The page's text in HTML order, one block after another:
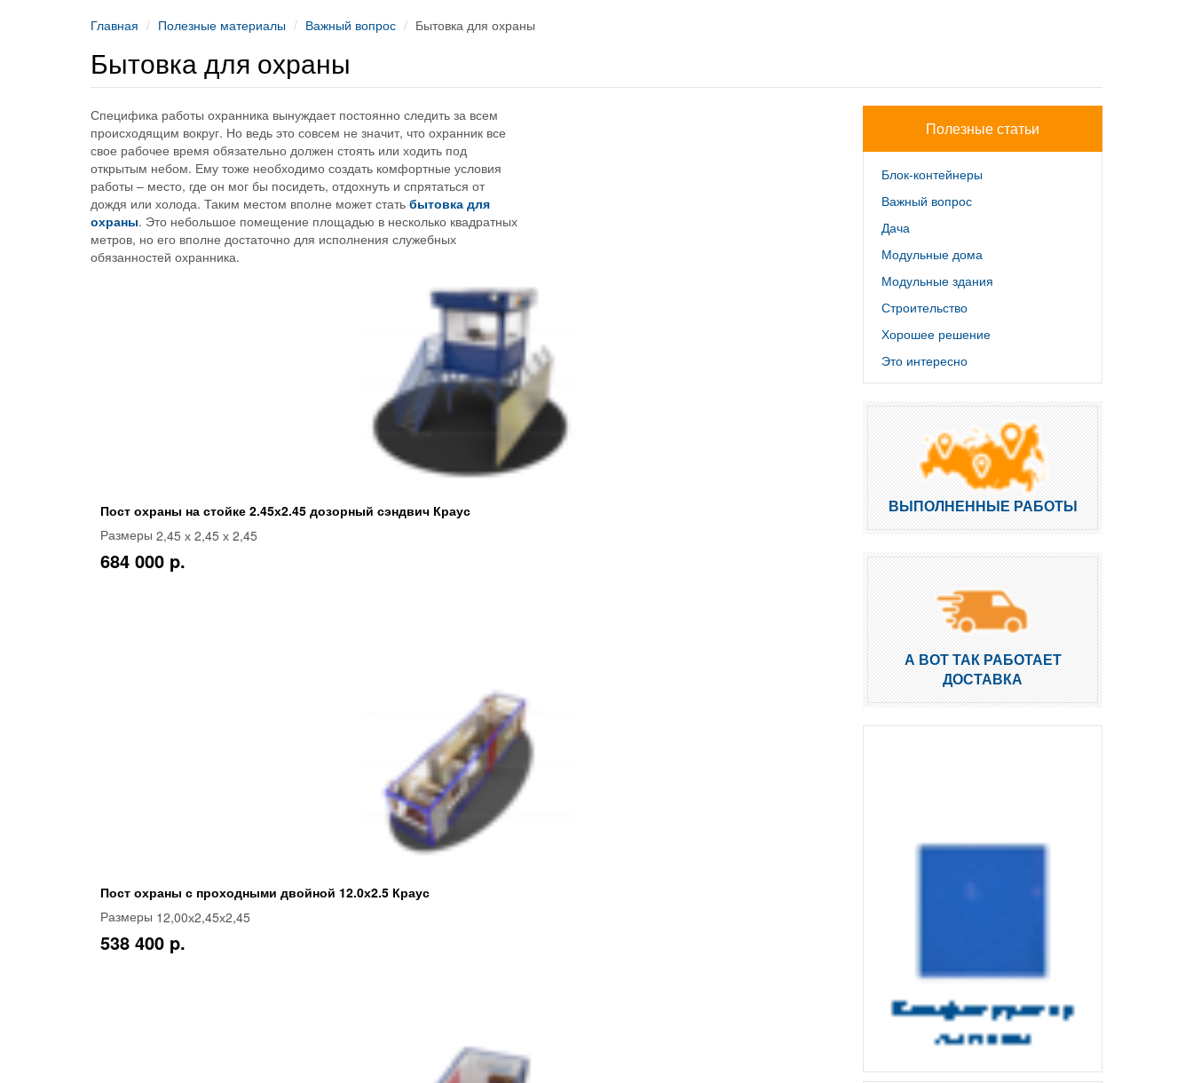
Главная Полезные материалы Важный вопрос Бытовка для охраны
Бытовка для охраны
Специфика работы охранника вынуждает постоянно следить за всем
происходящим вокруг. Но ведь это совсем не значит, что охранник все
свое рабочее время обязательно должен стоять или ходить под
открытым небом. Ему тоже необходимо создать комфортные условия
работы – место, где он мог бы посидеть, отдохнуть и спрятаться от
дождя или холода. Таким местом вполне может стать бытовка для
охраны. Это небольшое помещение площадью в несколько квадратных
метров, но его вполне достаточно для исполнения служебных
обязанностей охранника.
Пост охраны на стойке 2.45х2.45 дозорный сэндвич Краус
Размеры 2,45 х 2,45 х 2,45
684 000 p.
Пост охраны с проходными двойной 12.0х2.5 Краус
Размеры 12,00х2,45х2,45
538 400 p.
Полезные статьи
Блок-контейнеры
Важный вопрос
Дача
Модульные дома
Модульные здания
Строительство
Хорошее решение
Это интересно
ВЫПОЛНЕННЫЕ РАБОТЫ
А ВОТ ТАК РАБОТАЕТ
ДОСТАВКА